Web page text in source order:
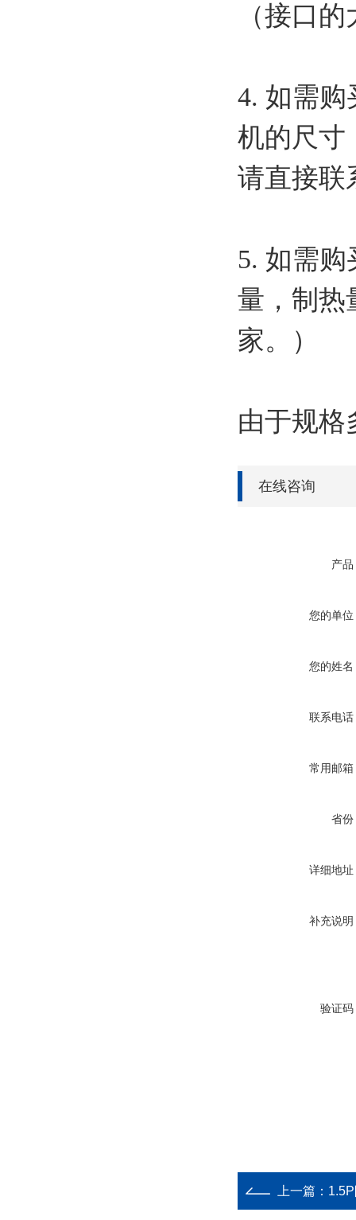
（接口
4. 如需
机的尺寸
请直接联
5. 如需
量，制热
家。）
由于规格
在线咨询
产品
您的单位
您的姓名
联系电话
常用邮箱
省份
详细地址
补充说明
验证码
上一篇：